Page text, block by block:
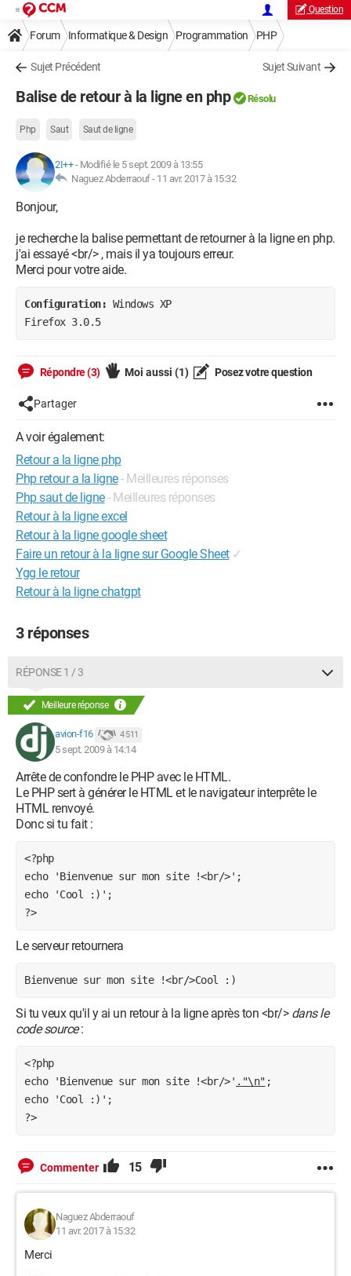
Question
Forum Informatique & Design Programmation PHP
Sujet Précédent Sujet Suivant
Balise de retour à la ligne en php Résolu
Php Saut Saut de ligne
2I++- Modifié le 5 sept. 2009 à 13:55
Naguez Abderraouf - 11 avr. 2017 à 15:32
Bonjour,
je recherche la balise permettant de retourner à la ligne en php.
j'ai essayé <br/> , mais il ya toujours erreur.
Merci pour votre aide.
Configuration: Windows XP
Firefox 3.0.5
Répondre (3) Moi aussi (1) Posez votre question
Partager
A voir également:
Retour a la ligne php
Php retour a la ligne- Meilleures réponses
Php saut de ligne- Meilleures réponses
Retour à la ligne excel
Retour à la ligne google sheet
Faire un retour à la ligne sur Google Sheet ✓
Ygg le retour
Retour à la ligne chatgpt
3 réponses
RÉPONSE 1 / 3
Meilleure réponse
avion-f16 4 511
5 sept. 2009 à 14:14
Arrête de confondre le PHP avec le HTML.
Le PHP sert à générer le HTML et le navigateur interprête le
HTML renvoyé.
Donc si tu fait :
<?php
echo 'Bienvenue sur mon site !<br/>';
echo 'Cool :)';
?>
Le serveur retournera
Bienvenue sur mon site !<br/>Cool :)
Si tu veux qu'il y ai un retour à la ligne après ton <br/> dans le
code source:
<?php
echo 'Bienvenue sur mon site !<br/>' ."\n" ;
echo 'Cool :)';
?>
Commenter 15
Naguez Abderraouf
11 avr. 2017 à 15:32
Merci